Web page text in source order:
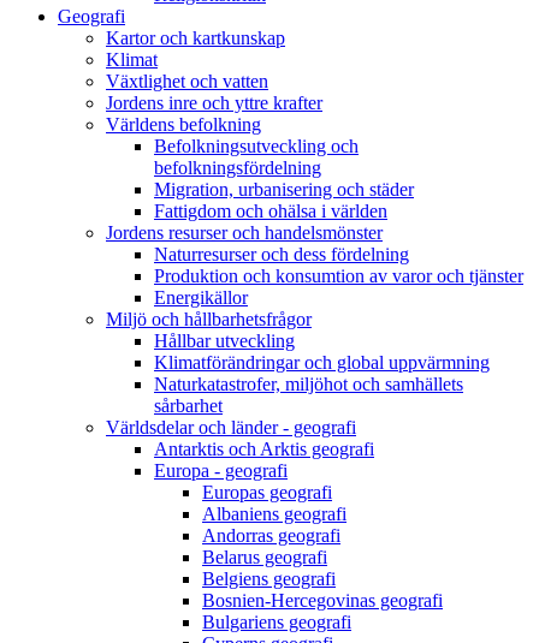
Geografi
Kartor och kartkunskap
Klimat
Växtlighet och vatten
Jordens inre och yttre krafter
Världens befolkning
Befolkningsutveckling och
befolkningsfördelning
Migration, urbanisering och städer
Fattigdom och ohälsa i världen
Jordens resurser och handelsmönster
Naturresurser och dess fördelning
Produktion och konsumtion av varor och tjänster
Energikällor
Miljö och hållbarhetsfrågor
Hållbar utveckling
Klimatförändringar och global uppvärmning
Naturkatastrofer, miljöhot och samhällets
sårbarhet
Världsdelar och länder - geografi
Antarktis och Arktis geografi
Europa - geografi
Europas geografi
Albaniens geografi
Andorras geografi
Belarus geografi
Belgiens geografi
Bosnien-Hercegovinas geografi
Bulgariens geografi